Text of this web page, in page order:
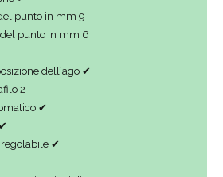
punto in mm 9
punto in mm 6
dell´ago ✔
2
✔
regolabile ✔